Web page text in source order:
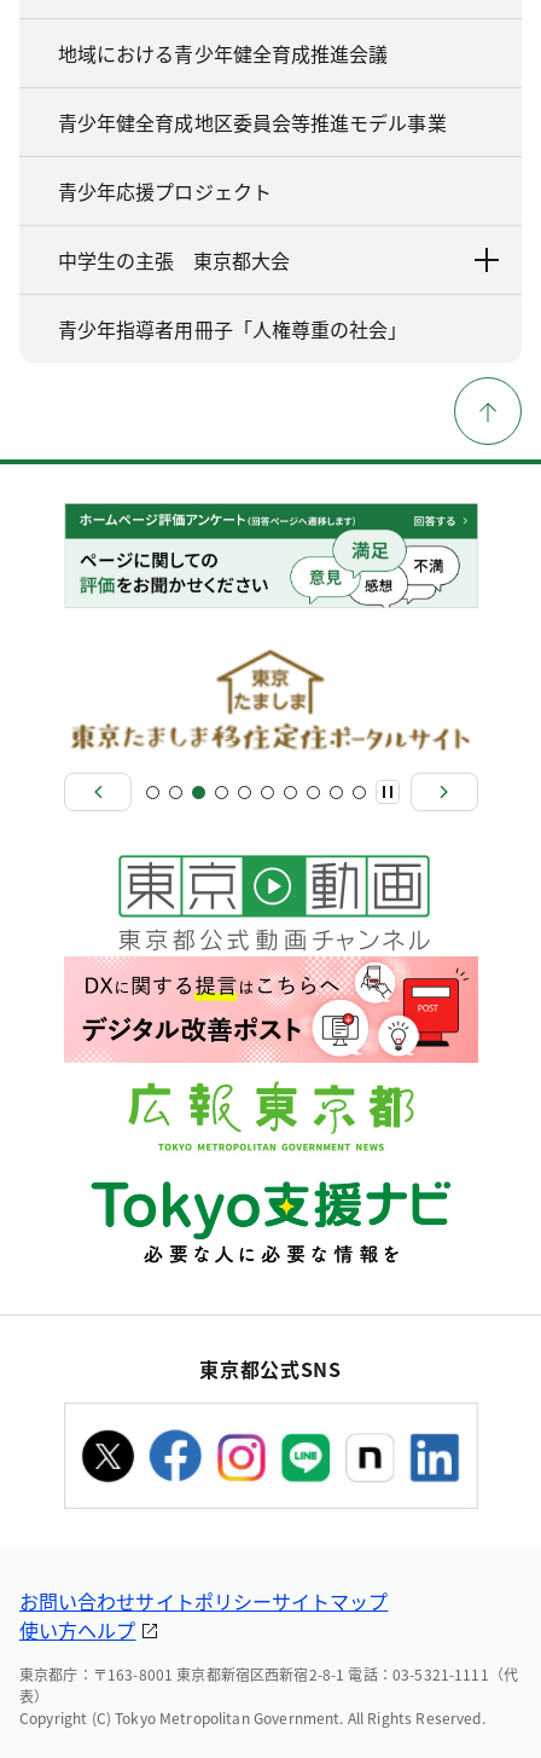
地域における青少年健全育成推進会議
青少年健全育成地区委員会等推進モデル事業
青少年応援プロジェクト
中学生の主張 東京都大会
青少年指導者用冊子「人権尊重の社会」
東京都公式SNS
お問い合わせサイトポリシーサイトマップ
使い方ヘルプ
東京都庁：〒163-8001 東京都新宿区西新宿2-8-1 電話：03-5321-1111（代
表）
Copyright (C) Tokyo Metropolitan Government. All Rights Reserved.